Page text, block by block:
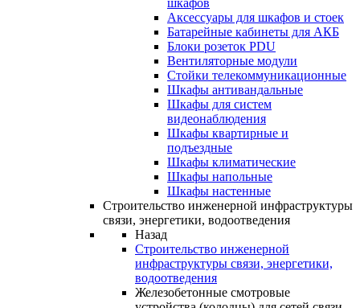
шкафов
Аксессуары для шкафов и стоек
Батарейные кабинеты для АКБ
Блоки розеток PDU
Вентиляторные модули
Стойки телекоммуникационные
Шкафы антивандальные
Шкафы для систем
видеонаблюдения
Шкафы квартирные и
подъездные
Шкафы климатические
Шкафы напольные
Шкафы настенные
Строительство инженерной инфраструктуры
связи, энергетики, водоотведения
Назад
Строительство инженерной
инфраструктуры связи, энергетики,
водоотведения
Железобетонные смотровые